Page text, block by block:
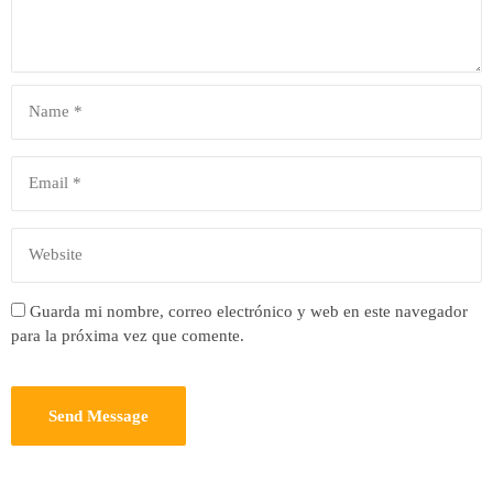
Guarda mi nombre, correo electrónico y web en este navegador
para la próxima vez que comente.